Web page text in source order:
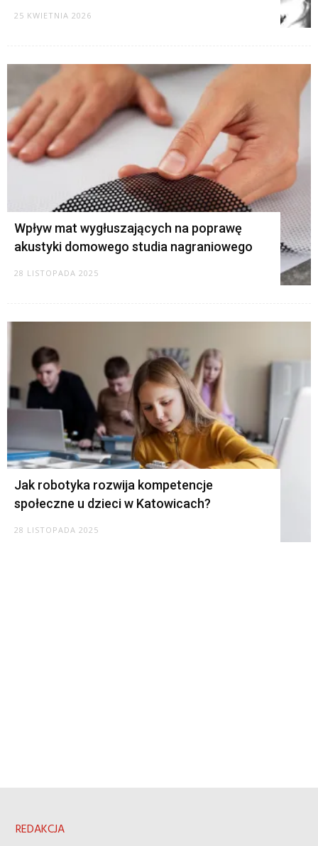
25 KWIETNIA 2026
Wpływ mat wygłuszających na poprawę
akustyki domowego studia nagraniowego
28 LISTOPADA 2025
Jak robotyka rozwija kompetencje
społeczne u dzieci w Katowicach?
28 LISTOPADA 2025
REDAKCJA